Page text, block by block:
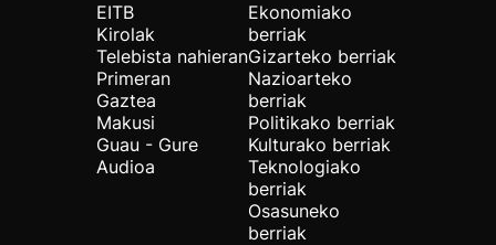
EITB
Kirolak
Telebista nahieran
Primeran
Gaztea
Makusi
Guau - Gure
Audioa
Ekonomiako
berriak
Gizarteko berriak
Nazioarteko
berriak
Politikako berriak
Kulturako berriak
Teknologiako
berriak
Osasuneko
berriak